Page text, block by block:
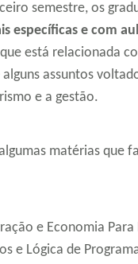
semestre, os
específicas e com
está relacionada
assuntos
e a gestão.
matérias que
e Economia Para
e Lógica de